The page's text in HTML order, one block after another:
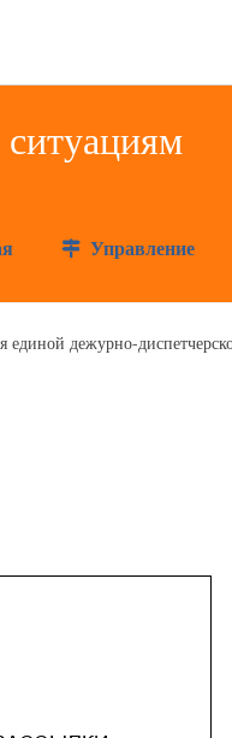
Управление
единой дежурно-